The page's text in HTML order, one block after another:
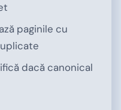
paginile cu
dacă canonical